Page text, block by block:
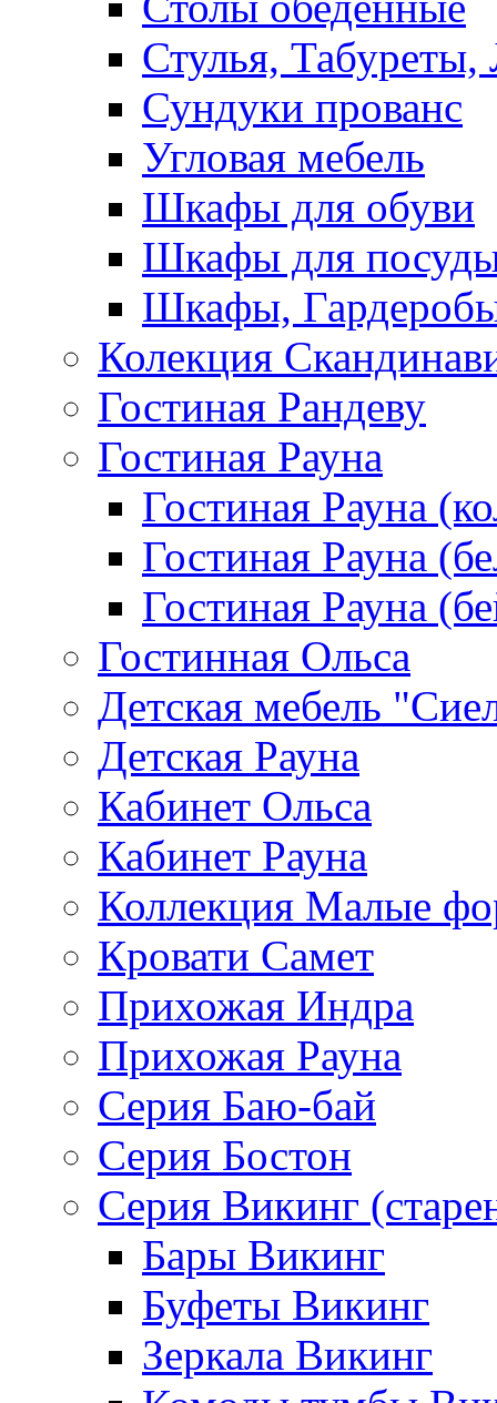
Стулья, Табуреты,
Сундуки прованс
Угловая мебель
Шкафы для обуви
Шкафы для
Шкафы,
Колекция
Гостиная Рандеву
Гостиная Рауна
Гостиная Рауна
Гостиная Рауна
Гостиная Рауна
Гостинная Ольса
Детская мебель
Детская Рауна
Кабинет Ольса
Кабинет Рауна
Коллекция Малые
Кровати Самет
Прихожая Индра
Прихожая Рауна
Серия Баю-бай
Серия Бостон
Серия Викинг
Бары Викинг
Буфеты Викинг
Зеркала Викинг